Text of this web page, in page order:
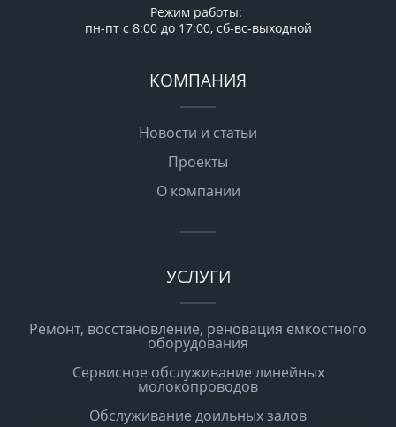
Режим работы:
пн-пт с 8:00 до 17:00, сб-вс-выходной
КОМПАНИЯ
Новости и статьи
Проекты
О компании
УСЛУГИ
Ремонт, восстановление, реновация емкостного
оборудования
Сервисное обслуживание линейных
молокопроводов
Обслуживание доильных залов